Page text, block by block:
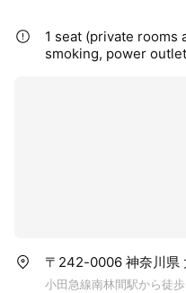
1 seat (private rooms
smoking, power
〒242-0006 神奈川県
小田急線南林間駅から徒